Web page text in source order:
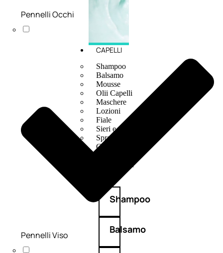
CAPELLI
Shampoo
Balsamo
Mousse
Olii Capelli
Maschere
Lozioni
Fiale
Sieri e Cristalli
Spray
Cera e Crema
Colorazione
Shampoo
Balsamo
Pennelli Occhi
Pennelli Viso